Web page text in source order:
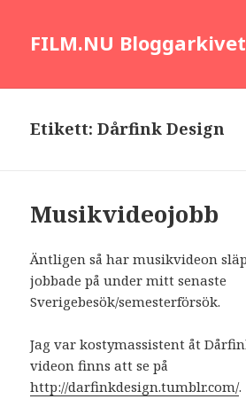
FILM.NU Bloggarkivet
Etikett:Dårfink Design
Musikvideojobb
Äntligen så har musikvideon
jobbade på under mitt senaste
Sverigebesök/semesterförsök.
Jag var kostymassistent åt
videon finns att se på
http://darfinkdesign.tumblr.com/.